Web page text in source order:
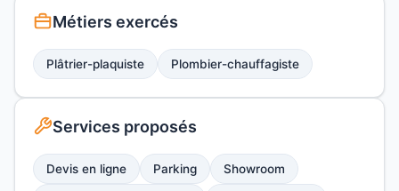
Métiers exercés
Plâtrier-plaquiste Plombier-chauffagiste
Services proposés
Devis en ligne Parking Showroom